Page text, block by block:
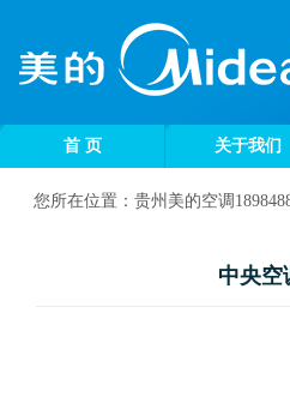
首 页 关于我们
您所在位置： 贵州美的空调
中央空